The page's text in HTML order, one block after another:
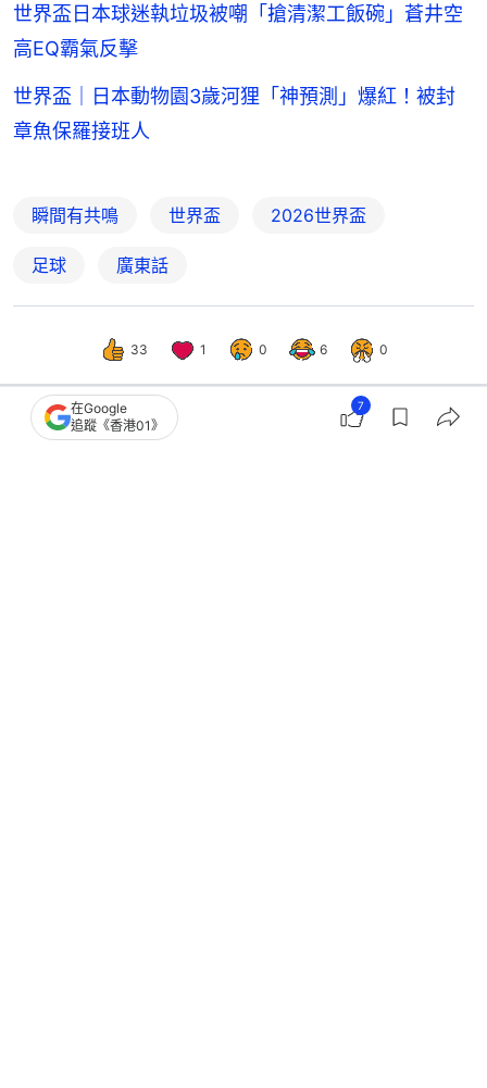
世界盃日本球迷執垃圾被嘲「搶清潔工飯碗」蒼井空
高EQ霸氣反擊
世界盃｜日本動物園3歲河狸「神預測」爆紅！被封
章魚保羅接班人
瞬間有共鳴 世界盃 2026世界盃
足球 廣東話
33 1 0 6 0
科技玩物 遊戲動漫
在Google
追蹤《香港01》
7